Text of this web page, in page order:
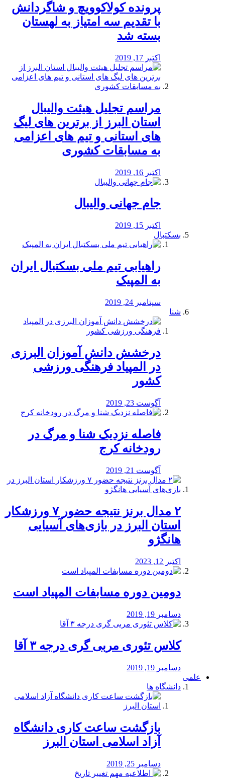
پرونده کولاکوویچ و شاگردانش
با تقدیم سه امتیاز به لهستان
بسته شد
اکتبر 17, 2019
مراسم تجلیل هیئت والیبال
استان البرز از برترین های لیگ
های استانی و تیم های اعزامی
به مسابقات کشوری
اکتبر 16, 2019
جام جهانی والیبال
اکتبر 15, 2019
بسکتبال
راهیابی تیم ملی بسکتبال ایران
به المپیک
سپتامبر 24, 2019
شنا
درخشش دانش آموزان البرزی
در المپیاد فرهنگی ورزشی
کشور
آگوست 23, 2019
️فاصله نزدیک شنا و مرگ در
رودخانه کرج
آگوست 21, 2019
۲ مدال برنز نتیجه حضور ۷ ورزشکار
استان البرز در بازی‌های آسیایی
هانگژو
اکتبر 12, 2023
دومین دوره مسابفات المپیاد است
دسامبر 19, 2019
کلاس تئوری مربی گری درجه ۳ آقا
دسامبر 19, 2019
علمی
دانشگاه ها
بازگشت ساعت کاری دانشگاه
آزاد اسلامی استان البرز
دسامبر 25, 2019